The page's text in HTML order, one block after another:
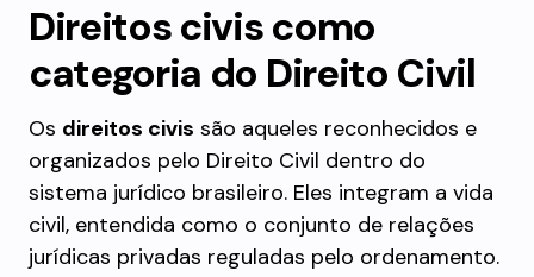
Direitos civis como
categoria do Direito Civil
Os direitos civis são aqueles reconhecidos e
organizados pelo Direito Civil dentro do
sistema jurídico brasileiro. Eles integram a vida
civil, entendida como o conjunto de relações
jurídicas privadas reguladas pelo ordenamento.